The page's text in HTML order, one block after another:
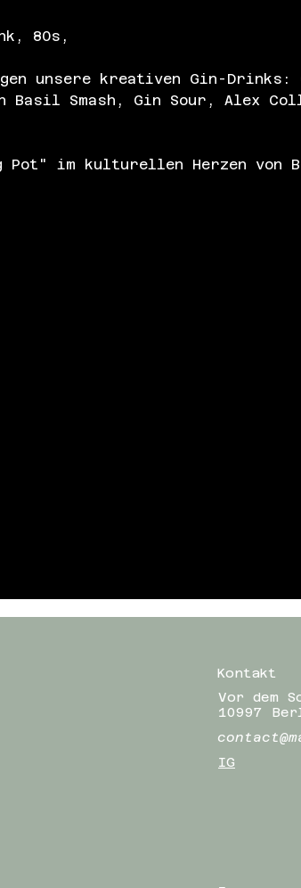
80s,
unsere kreativen Gin-Drinks:
Basil Smash, Gin Sour, Alex
Pot" im kulturellen Herzen von
Kontakt
Vor dem
10997
IG